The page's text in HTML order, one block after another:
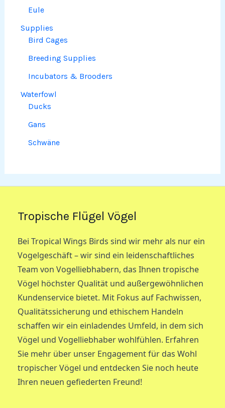
Eule
Supplies
Bird Cages
Breeding Supplies
Incubators & Brooders
Waterfowl
Ducks
Gans
Schwäne
Tropische Flügel Vögel
Bei Tropical Wings Birds sind wir mehr als nur ein
Vogelgeschäft – wir sind ein leidenschaftliches
Team von Vogelliebhabern, das Ihnen tropische
Vögel höchster Qualität und außergewöhnlichen
Kundenservice bietet. Mit Fokus auf Fachwissen,
Qualitätssicherung und ethischem Handeln
schaffen wir ein einladendes Umfeld, in dem sich
Vögel und Vogelliebhaber wohlfühlen. Erfahren
Sie mehr über unser Engagement für das Wohl
tropischer Vögel und entdecken Sie noch heute
Ihren neuen gefiederten Freund!